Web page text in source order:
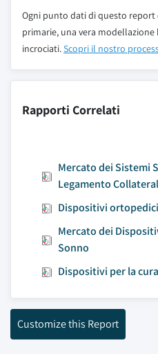
Ogni punto dati di questo
primarie, una vera
incrociati.Scopri il nostro
Rapporti Correlati
Mercato dei Sistemi
Legamento
Dispositivi
Mercato dei
Sonno
Dispositivi per la
Customize this Report